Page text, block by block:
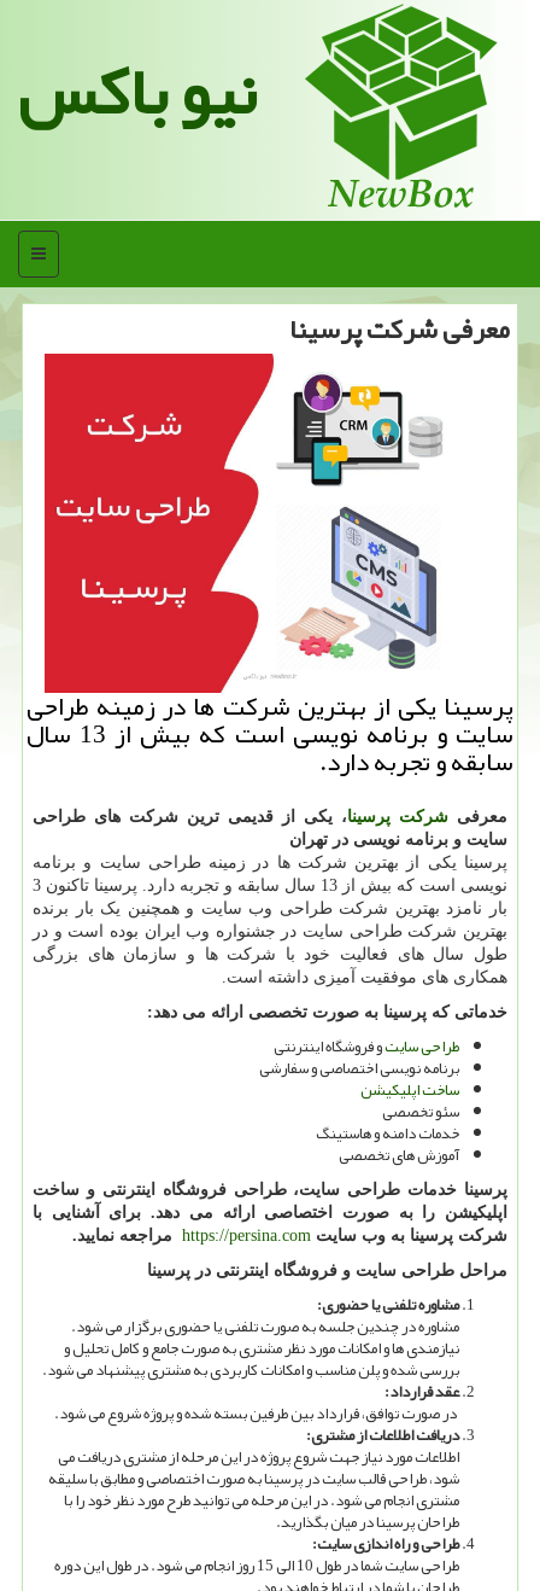
نیو باکس
منو
معرفی شركت پرسینا
پرسینا یكی از بهترین شركت ها در زمینه طراحی
سایت و برنامه نویسی است كه بیش از 13 سال
سابقه و تجربه دارد.
معرفی شرکت پرسینا، یکی از قدیمی ترین شرکت های طراحی
سایت و برنامه نویسی در تهران
پرسینا یکی از بهترین شرکت ها در زمینه طراحی سایت و برنامه
نویسی است که بیش از 13 سال سابقه و تجربه دارد. پرسینا تاکنون 3
بار نامزد بهترین شرکت طراحی وب سایت و همچنین یک بار برنده
بهترین شرکت طراحی سایت در جشنواره وب ایران بوده است و در
طول سال های فعالیت خود با شرکت ها و سازمان های بزرگی
همکاری های موفقیت آمیزی داشته است.
خدماتی که پرسینا به صورت تخصصی ارائه می دهد:
طراحی سایتو فروشگاه اینترنتی
برنامه نویسی اختصاصی و سفارشی
ساخت اپلیکیشن
سئو تخصصی
خدمات دامنه و هاستینگ
آموزش های تخصصی
پرسینا خدمات طراحی سایت، طراحی فروشگاه اینترنتی و ساخت
اپلیکیشن را به صورت اختصاصی ارائه می دهد. برای آشنایی با
شرکت پرسینا به وب سایت https://persina.com مراجعه نمایید.
مراحل طراحی سایت و فروشگاه اینترنتی در پرسینا
مشاوره تلفنی یا حضوری:
مشاوره در چندین جلسه به صورت تلفنی یا حضوری برگزار می شود.
نیازمندی ها و امکانات مورد نظر مشتری به صورت جامع و کامل تحلیل و
بررسی شده و پلن مناسب و امکانات کاربردی به مشتری پیشنهاد می شود.
عقد قرارداد:
در صورت توافق، قرارداد بین طرفین بسته شده و پروژه شروع می شود.
دریافت اطلاعات از مشتری:
اطلاعات مورد نیاز جهت شروع پروژه در این مرحله از مشتری دریافت می
شود، طراحی قالب سایت در پرسینا به صورت اختصاصی و مطابق با سلیقه
مشتری انجام می شود. در این مرحله می توانید طرح مورد نظر خود را با
طراحان پرسینا در میان بگذارید.
طراحی و راه اندازی سایت:
طراحی سایت شما در طول 10 الی 15 روز انجام می شود. در طول این دوره